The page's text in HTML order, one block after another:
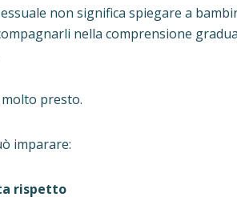
non significa spiegare a
nella comprensione
presto.
imparare:
rispetto